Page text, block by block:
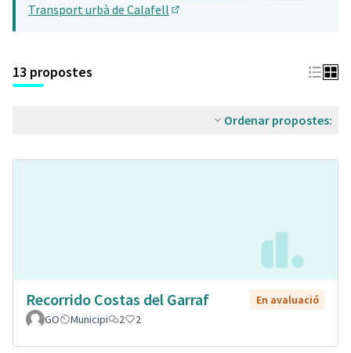
Transport urbà de Calafell
13 propostes
Ordenar propostes:
Recorrido Costas del Garraf
En avaluació
GO
Municipi 2 2